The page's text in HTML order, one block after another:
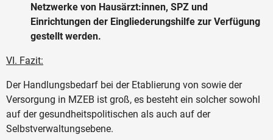
Netzwerke von Hausärzt:innen, SPZ und
Einrichtungen der Eingliederungshilfe zur Verfügung
gestellt werden.
VI. Fazit:
Der Handlungsbedarf bei der Etablierung von sowie der
Versorgung in MZEB ist groß, es besteht ein solcher sowohl
auf der gesundheitspolitischen als auch auf der
Selbstverwaltungsebene.